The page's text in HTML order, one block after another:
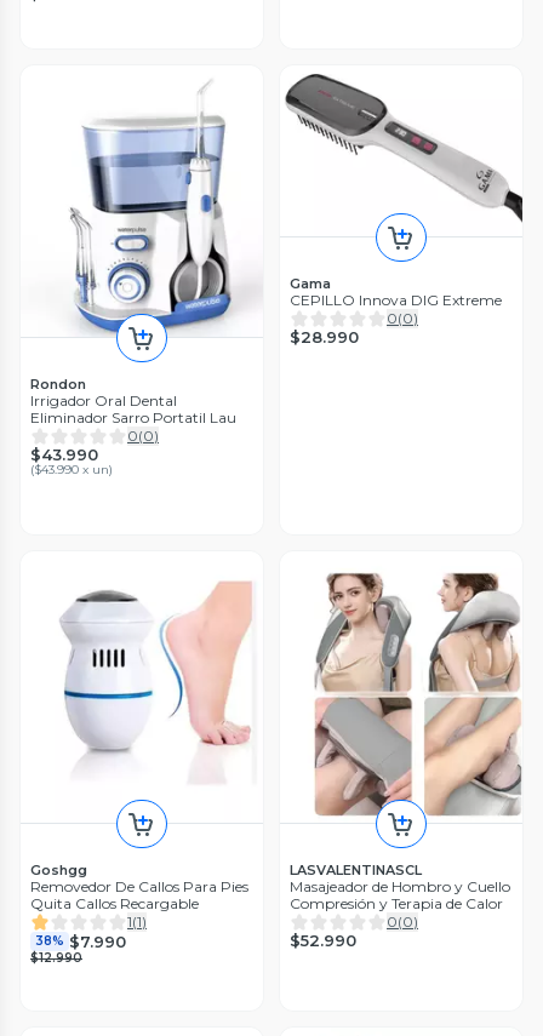
Rondon
Irrigador Oral Dental
Eliminador Sarro Portatil Lau
0(0)
$43.990
($43.990 x un)
Gama
CEPILLO Innova DIG Extreme
0(0)
$28.990
Goshgg
Removedor De Callos Para Pies
Quita Callos Recargable
1(1)
38% $7.990
$12.990
LASVALENTINASCL
Masajeador de Hombro y Cuello
Compresión y Terapia de Calor
0(0)
$52.990